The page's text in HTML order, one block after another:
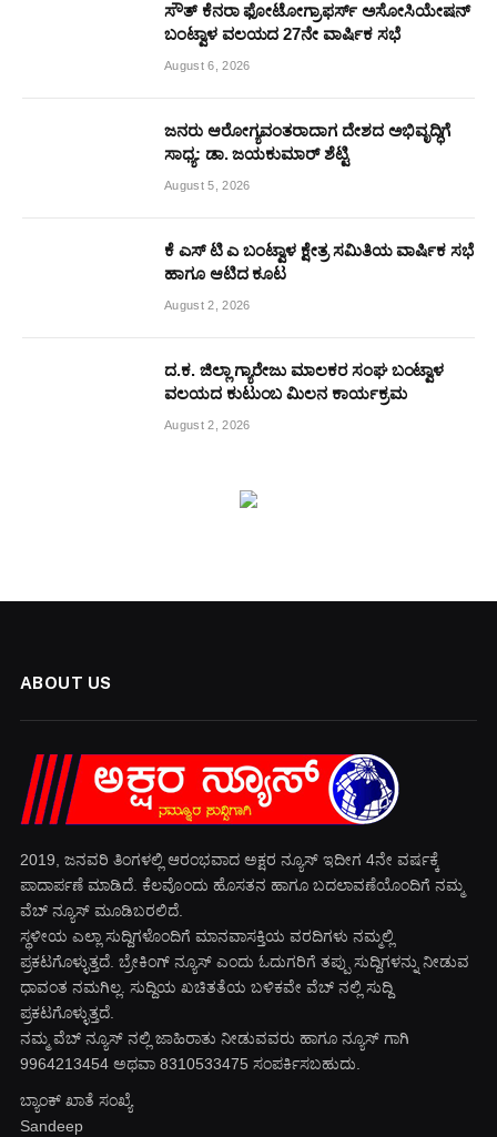
ಸೌತ್ ಕೆನರಾ ಫೋಟೋಗ್ರಾಫರ್ಸ್ ಅಸೋಸಿಯೇಷನ್
ಬಂಟ್ವಾಳ ವಲಯದ 27ನೇ ವಾರ್ಷಿಕ ಸಭೆ
August 6, 2026
ಜನರು ಆರೋಗ್ಯವಂತರಾದಾಗ ದೇಶದ ಅಭಿವೃದ್ಧಿಗೆ
ಸಾಧ್ಯ: ಡಾ. ಜಯಕುಮಾರ್ ಶೆಟ್ಟಿ
August 5, 2026
ಕೆ ಎಸ್ ಟಿ ಎ ಬಂಟ್ವಾಳ ಕ್ಷೇತ್ರ ಸಮಿತಿಯ ವಾರ್ಷಿಕ ಸಭೆ
ಹಾಗೂ ಆಟಿದ ಕೂಟ
August 2, 2026
ದ.ಕ. ಜಿಲ್ಲಾ ಗ್ಯಾರೇಜು ಮಾಲಕರ ಸಂಘ ಬಂಟ್ವಾಳ
ವಲಯದ ಕುಟುಂಬ ಮಿಲನ ಕಾರ್ಯಕ್ರಮ
August 2, 2026
ABOUT US
2019, ಜನವರಿ‌ ತಿಂಗಳಲ್ಲಿ ಆರಂಭವಾದ ಅಕ್ಷರ ನ್ಯೂಸ್ ಇದೀಗ 4ನೇ ವರ್ಷಕ್ಕೆ
ಪಾದಾರ್ಪಣೆ ಮಾಡಿದೆ. ಕೆಲವೊಂದು ಹೊಸತನ ಹಾಗೂ ಬದಲಾವಣೆಯೊಂದಿಗೆ ನಮ್ಮ
ವೆಬ್ ನ್ಯೂಸ್ ಮೂಡಿಬರಲಿದೆ.
ಸ್ಥಳೀಯ ಎಲ್ಲಾ ಸುದ್ದಿಗಳೊಂದಿಗೆ ಮಾನವಾಸಕ್ತಿಯ ವರದಿಗಳು ನಮ್ಮಲ್ಲಿ
ಪ್ರಕಟಗೊಳ್ಳುತ್ತದೆ. ಬ್ರೇಕಿಂಗ್ ನ್ಯೂಸ್ ಎಂದು ಓದುಗರಿಗೆ ತಪ್ಪು ಸುದ್ದಿಗಳನ್ನು ನೀಡುವ
ಧಾವಂತ ನಮಗಿಲ್ಲ. ಸುದ್ದಿಯ ಖಚಿತತೆಯ ಬಳಿಕವೇ ವೆಬ್ ನಲ್ಲಿ ಸುದ್ದಿ
ಪ್ರಕಟಗೊಳ್ಳುತ್ತದೆ.
ನಮ್ಮ ವೆಬ್ ನ್ಯೂಸ್ ನಲ್ಲಿ ಜಾಹಿರಾತು ನೀಡುವವರು ಹಾಗೂ ನ್ಯೂಸ್ ಗಾಗಿ
9964213454 ಅಥವಾ 8310533475 ಸಂಪರ್ಕಿಸಬಹುದು.
ಬ್ಯಾಂಕ್ ಖಾತೆ ಸಂಖ್ಯೆ
Sandeep